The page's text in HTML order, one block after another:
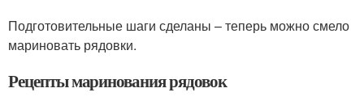
Подготовительные шаги сделаны – теперь можно смело
мариновать рядовки.
Рецепты маринования рядовок